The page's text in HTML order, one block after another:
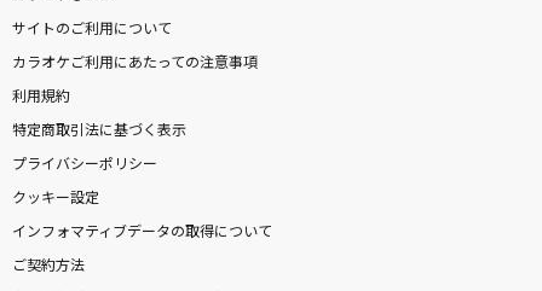
サイトのご利用について
カラオケご利用にあたっての注意事項
利用規約
特定商取引法に基づく表示
プライバシーポリシー
クッキー設定
インフォマティブデータの取得について
ご契約方法